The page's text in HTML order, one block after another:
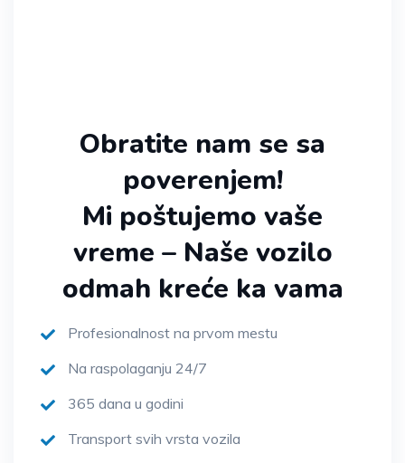
Obratite nam se sa
poverenjem!
Mi poštujemo vaše
vreme – Naše vozilo
odmah kreće ka vama
Profesionalnost na prvom mestu
Na raspolaganju 24/7
365 dana u godini
Transport svih vrsta vozila